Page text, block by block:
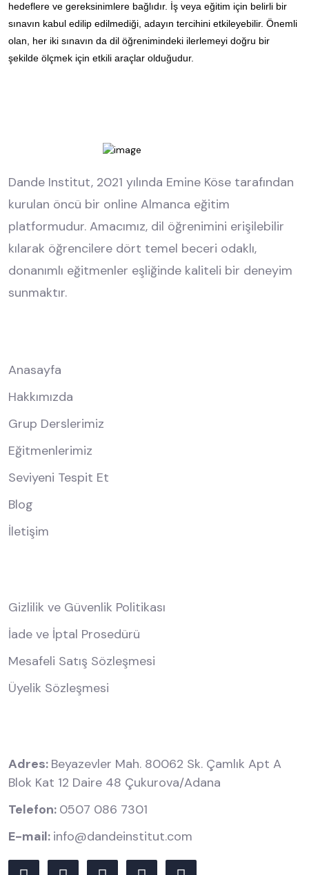
hedeflere ve gereksinimlere bağlıdır. İş veya eğitim için belirli bir
sınavın kabul edilip edilmediği, adayın tercihini etkileyebilir. Önemli
olan, her iki sınavın da dil öğrenimindeki ilerlemeyi doğru bir
şekilde ölçmek için etkili araçlar olduğudur.
Dande Institut, 2021 yılında Emine Köse tarafından
kurulan öncü bir online Almanca eğitim
platformudur. Amacımız, dil öğrenimini erişilebilir
kılarak öğrencilere dört temel beceri odaklı,
donanımlı eğitmenler eşliğinde kaliteli bir deneyim
sunmaktır.
Anasayfa
Hakkımızda
Grup Derslerimiz
Eğitmenlerimiz
Seviyeni Tespit Et
Blog
İletişim
Gizlilik ve Güvenlik Politikası
İade ve İptal Prosedürü
Mesafeli Satış Sözleşmesi
Üyelik Sözleşmesi
Adres: Beyazevler Mah. 80062 Sk. Çamlık Apt A
Blok Kat 12 Daire 48 Çukurova/Adana
Telefon: 0507 086 7301
E-mail: info@dandeinstitut.com